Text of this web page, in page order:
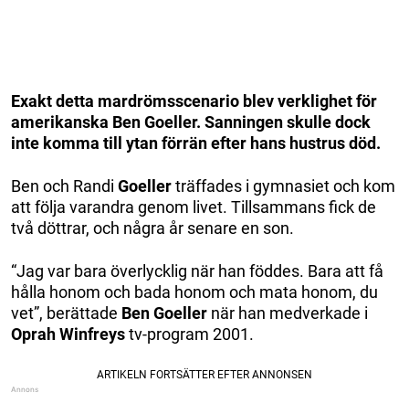
Exakt detta mardrömsscenario blev verklighet för
amerikanska Ben Goeller. Sanningen skulle dock
inte komma till ytan förrän efter hans hustrus död.
Ben och Randi Goellerträffades i gymnasiet och kom
att följa varandra genom livet. Tillsammans fick de
två döttrar, och några år senare en son.
“Jag var bara överlycklig när han föddes. Bara att få
hålla honom och bada honom och mata honom, du
vet”, berättade Ben Goeller när han medverkade i
Oprah Winfreystv-program 2001.